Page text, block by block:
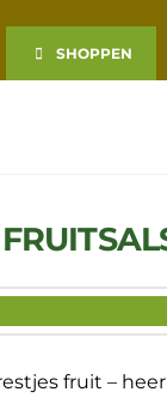
SHOPPEN
fruit –